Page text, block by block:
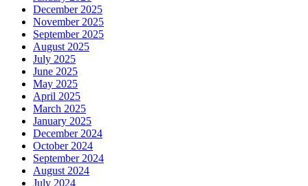
December 2025
November 2025
September 2025
August 2025
July 2025
June 2025
May 2025
April 2025
March 2025
January 2025
December 2024
October 2024
September 2024
August 2024
July 2024